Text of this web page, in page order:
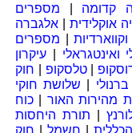
קדומה
מספרים
אוקלידית
אלגברה
| מספרים
ואינטגראלי
עיקרון
|טלסקופ
חוק
שלושת חוקי
מהירות האור
כוח
| תורת היחסות
| חשמל| חוק